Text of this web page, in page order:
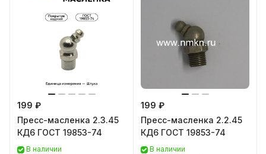
199 ₽
Пресс-масленка 2.3.45
КД6 ГОСТ 19853-74
В наличии
199 ₽
Пресс-масленка 2.2.45
КД6 ГОСТ 19853-74
В наличии